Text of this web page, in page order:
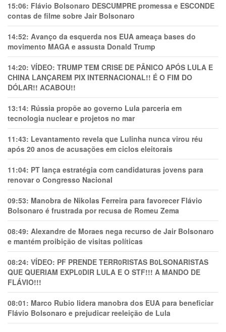
15:06: Flávio Bolsonaro DESCUMPRE promessa e ESCONDE
contas de filme sobre Jair Bolsonaro
14:52: Avanço da esquerda nos EUA ameaça bases do
movimento MAGA e assusta Donald Trump
14:20: VÍDEO: TRUMP TEM CRlSE DE PÂNlCO APÓS LULA E
CHINA LANÇAREM PIX INTERNACIONAL!! É O FIM DO
DÓLAR!! ACABOU!!
13:14: Rússia propõe ao governo Lula parceria em
tecnologia nuclear e projetos no mar
11:43: Levantamento revela que Lulinha nunca virou réu
após 20 anos de acusações em ciclos eleitorais
11:04: PT lança estratégia com candidaturas jovens para
renovar o Congresso Nacional
09:53: Manobra de Nikolas Ferreira para favorecer Flávio
Bolsonaro é frustrada por recusa de Romeu Zema
08:49: Alexandre de Moraes nega recurso de Jair Bolsonaro
e mantém proibição de visitas políticas
08:24: VÍDEO: PF PRENDE TERR0RlSTAS B0LSONARlSTAS
QUE QUERIAM EXPL0DlR LULA E O STF!!! A MANDO DE
FLÁVIO!!!
08:01: Marco Rubio lidera manobra dos EUA para beneficiar
Flávio Bolsonaro e prejudicar reeleição de Lula